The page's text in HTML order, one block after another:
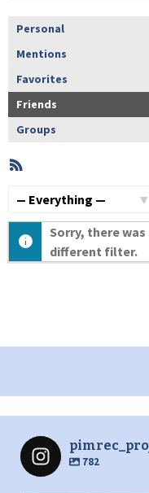
Personal
Mentions
Favorites
Friends
Groups
Member
Activities
Sorry, there
different filter.
782